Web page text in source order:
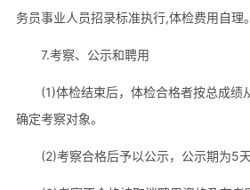
务员事业人员招录标准执行,体检费用自理。
7.考察、公示和聘用
(1)体检结束后，体检合格者按总成绩
确定考察对象。
(2)考察合格后予以公示，公示期为5天